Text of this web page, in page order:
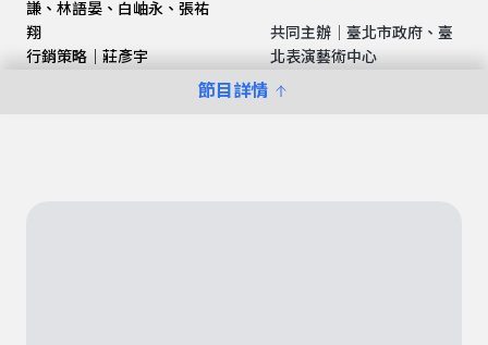
節目詳情
謙、林語晏、白岫永、張祐
翔
行銷策略｜莊彥宇
共同主辦｜臺北市政府、臺
北表演藝術中心